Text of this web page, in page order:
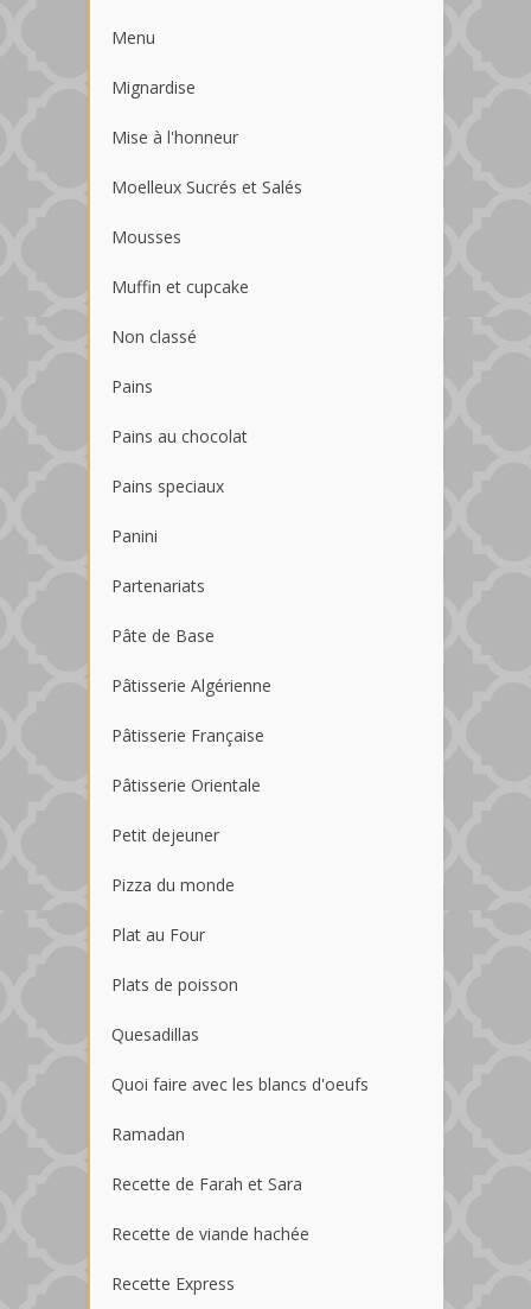
Menu
Mignardise
Mise à l'honneur
Moelleux Sucrés et Salés
Mousses
Muffin et cupcake
Non classé
Pains
Pains au chocolat
Pains speciaux
Panini
Partenariats
Pâte de Base
Pâtisserie Algérienne
Pâtisserie Française
Pâtisserie Orientale
Petit dejeuner
Pizza du monde
Plat au Four
Plats de poisson
Quesadillas
Quoi faire avec les blancs d'oeufs
Ramadan
Recette de Farah et Sara
Recette de viande hachée
Recette Express